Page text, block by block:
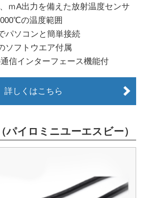
ｍA出力を備えた放射温度センサ
の温度範囲
パソコンと簡単接続
ソフトウエア付属
信インターフェース機能付
詳しくはこちら
イロミニユーエスビー）